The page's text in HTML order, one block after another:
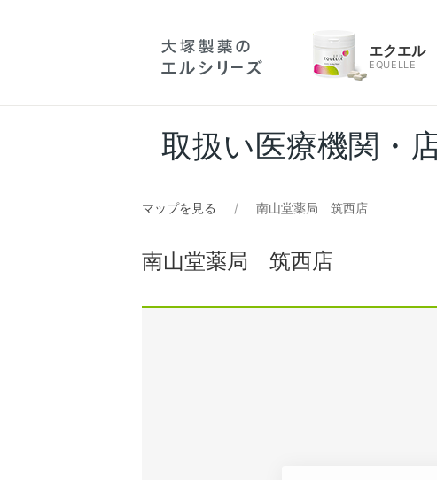
エクエル
EQUELLE
取扱い医療機関・
マップを見る 南山堂薬局 筑西店
南山堂薬局 筑西店